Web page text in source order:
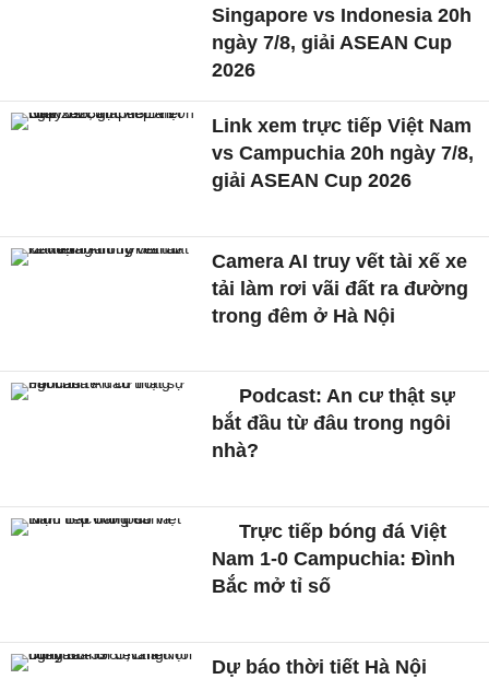
Singapore vs Indonesia 20h
ngày 7/8, giải ASEAN Cup
2026
Link xem trực tiếp Việt Nam
vs Campuchia 20h ngày 7/8,
giải ASEAN Cup 2026
Camera AI truy vết tài xế xe
tải làm rơi vãi đất ra đường
trong đêm ở Hà Nội
Podcast: An cư thật sự
bắt đầu từ đâu trong ngôi
nhà?
Trực tiếp bóng đá Việt
Nam 1-0 Campuchia: Đình
Bắc mở tỉ số
Dự báo thời tiết Hà Nội